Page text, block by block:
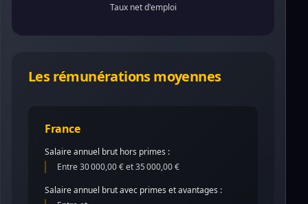
Taux net d'emploi
Les rémunérations moyennes
France
Salaire annuel brut hors primes :
Entre 30 000,00 € et 35 000,00 €
Salaire annuel brut avec primes et avantages :